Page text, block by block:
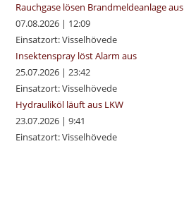
Rauchgase lösen Brandmeldeanlage aus
07.08.2026 | 12:09
Einsatzort: Visselhövede
Insektenspray löst Alarm aus
25.07.2026 |23:42
Einsatzort: Visselhövede
Hydrauliköl läuft aus LKW
23.07.2026 |9:41
Einsatzort: Visselhövede